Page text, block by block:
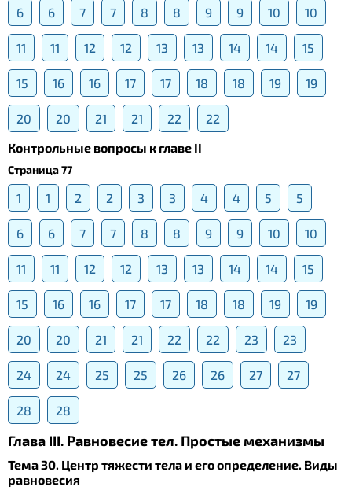
6 6 7 7 8 8 9 9 10 10
11 11 12 12 13 13 14 14 15
15 16 16 17 17 18 18 19 19
20 20 21 21 22
22
Контрольные вопросы к главе II
Страница 77
1 1 2 2 3 3 4 4 5 5
6 6 7 7 8 8 9 9 10 10
11 11 12 12 13 13 14 14 15
15 16 16 17 17 18 18 19 19
20 20 21 21 22 22 23 23
24 24 25 25 26 26 27 27
28 28
Глава III. Равновесие тел. Простые механизмы
Тема 30. Центр тяжести тела и его определение. Виды
равновесия